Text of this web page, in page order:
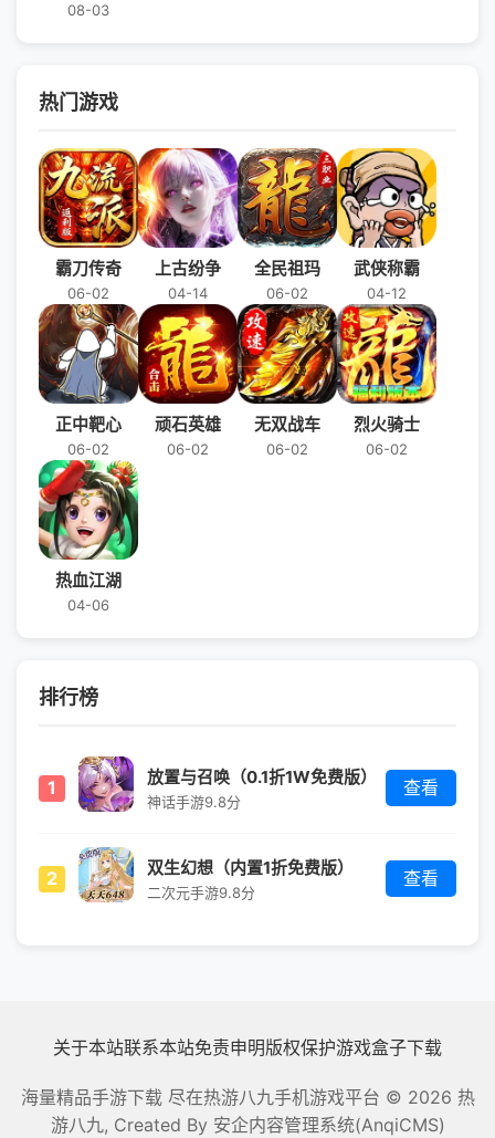
08-03
热门游戏
霸刀传奇
06-02
上古纷争
04-14
全民祖玛
06-02
武侠称霸
04-12
正中靶心
06-02
顽石英雄
06-02
无双战车
06-02
烈火骑士
06-02
热血江湖
04-06
排行榜
1 放置与召唤（0.1折1W免费版）
神话手游9.8分
查看
2 双生幻想（内置1折免费版）
二次元手游9.8分
查看
关于本站联系本站免责申明版权保护游戏盒子下载
海量精品手游下载 尽在热游八九手机游戏平台 © 2026 热
游八九, Created By 安企内容管理系统(AnqiCMS)